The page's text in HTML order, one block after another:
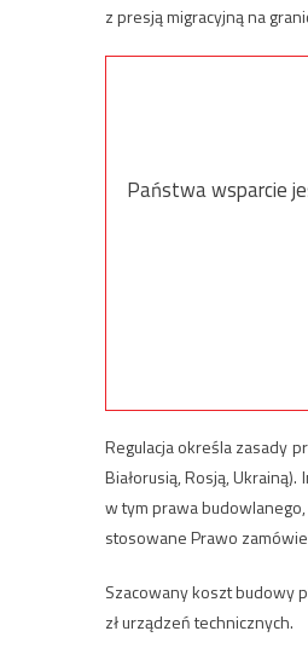
z presją migracyjną na
Państwa wsparcie
Regulacja określa zasady
Białorusią, Rosją,
w tym prawa
stosowane Prawo
Szacowany koszt budowy
zł urządzeń technicznych.